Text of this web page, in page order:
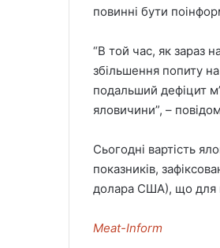
повинні бути
“В той час, як зараз
збільшення попиту
подальший дефіцит
яловичини”, –
Сьогодні вартість
показників,
долара США), що для
Meat-Inform